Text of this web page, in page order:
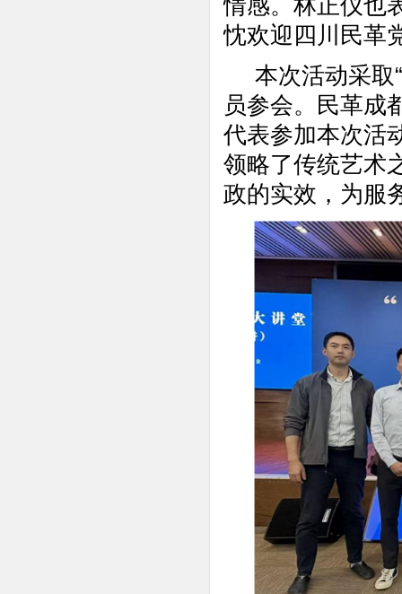
情感。林正仪也
忱欢迎四川民革
本次活动采取
员参会。民革成
代表参加本次活
领略了传统艺术
政的实效，为服